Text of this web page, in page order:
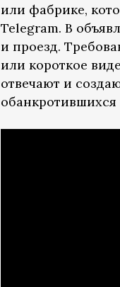
или фабрике,
Telegram. В
и проезд.
или короткое
отвечают и